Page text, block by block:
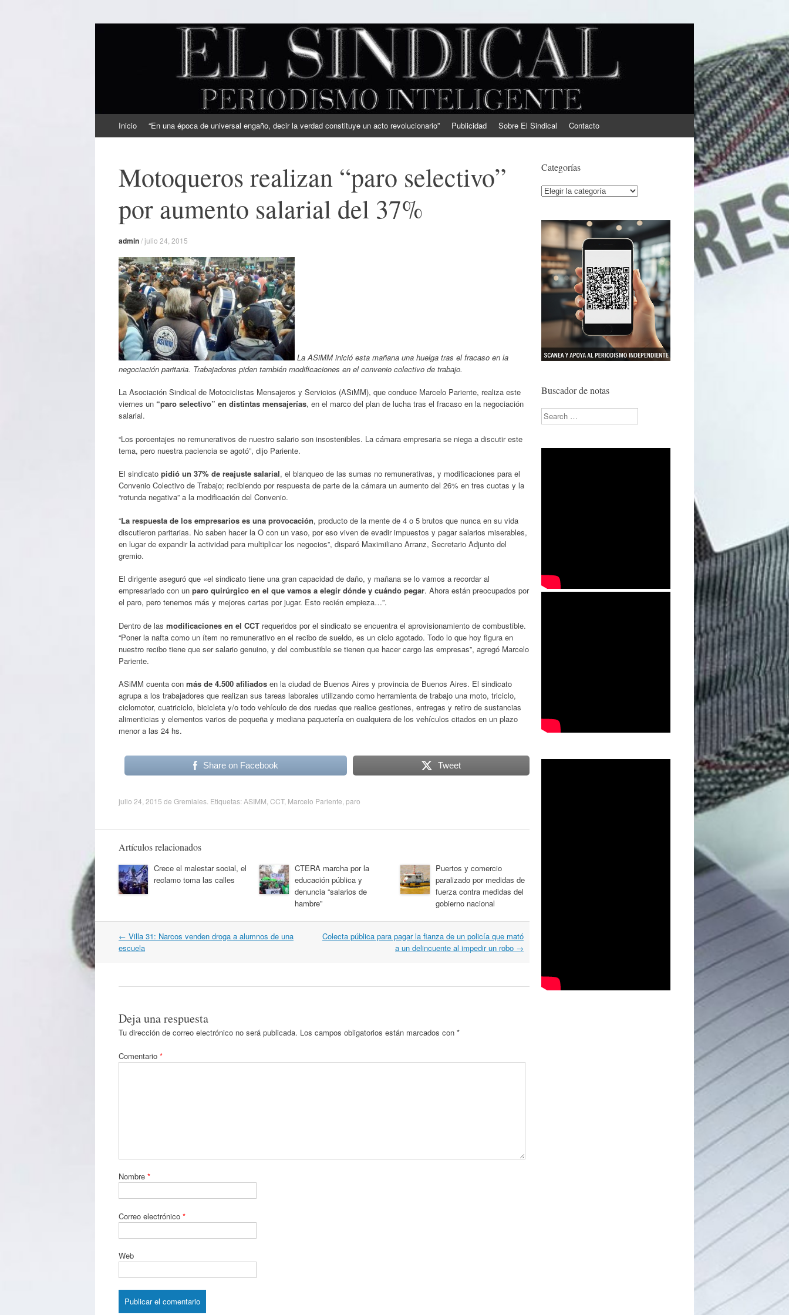
EL SINDICAL
Periodismo Inteligente
al
Inicio “En una época de universal engaño, decir la verdad constituye un acto revolucionario” Publicidad Sobre El Sindical Contacto
Motoqueros realizan “paro selectivo”
por aumento salarial del 37%
admin/julio 24, 2015
La ASiMM inició esta mañana una huelga tras el fracaso en la
negociación paritaria. Trabajadores piden también modificaciones en el convenio colectivo de trabajo.
La Asociación Sindical de Motociclistas Mensajeros y Servicios (ASiMM), que conduce Marcelo Pariente, realiza este
viernes un “paro selectivo” en distintas mensajerías, en el marco del plan de lucha tras el fracaso en la negociación
salarial.
“Los porcentajes no remunerativos de nuestro salario son insostenibles. La cámara empresaria se niega a discutir este
tema, pero nuestra paciencia se agotó”, dijo Pariente.
El sindicato pidió un 37% de reajuste salarial, el blanqueo de las sumas no remunerativas, y modificaciones para el
Convenio Colectivo de Trabajo; recibiendo por respuesta de parte de la cámara un aumento del 26% en tres cuotas y la
“rotunda negativa” a la modificación del Convenio.
“La respuesta de los empresarios es una provocación, producto de la mente de 4 o 5 brutos que nunca en su vida
discutieron paritarias. No saben hacer la O con un vaso, por eso viven de evadir impuestos y pagar salarios miserables,
en lugar de expandir la actividad para multiplicar los negocios”, disparó Maximiliano Arranz, Secretario Adjunto del
gremio.
El dirigente aseguró que «el sindicato tiene una gran capacidad de daño, y mañana se lo vamos a recordar al
empresariado con un paro quirúrgico en el que vamos a elegir dónde y cuándo pegar. Ahora están preocupados por
el paro, pero tenemos más y mejores cartas por jugar. Esto recién empieza…”.
Dentro de las modificaciones en el CCT requeridos por el sindicato se encuentra el aprovisionamiento de combustible.
“Poner la nafta como un ítem no remunerativo en el recibo de sueldo, es un ciclo agotado. Todo lo que hoy figura en
nuestro recibo tiene que ser salario genuino, y del combustible se tienen que hacer cargo las empresas”, agregó Marcelo
Pariente.
ASiMM cuenta con más de 4.500 afiliados en la ciudad de Buenos Aires y provincia de Buenos Aires. El sindicato
agrupa a los trabajadores que realizan sus tareas laborales utilizando como herramienta de trabajo una moto, triciclo,
ciclomotor, cuatriciclo, bicicleta y/o todo vehículo de dos ruedas que realice gestiones, entregas y retiro de sustancias
alimenticias y elementos varios de pequeña y mediana paquetería en cualquiera de los vehículos citados en un plazo
menor a las 24 hs.
Share on Facebook Tweet
julio 24, 2015 de Gremiales . Etiquetas:ASIMM CCT, Marcelo Pariente paro
Artículos relacionados
Crece el malestar social, el
reclamo toma las calles
CTERA marcha por la
educación pública y
denuncia “salarios de
hambre”
Puertos y comercio
paralizado por medidas de
fuerza contra medidas del
gobierno nacional
Navegación
por
← Villa 31: Narcos venden droga a alumnos de una
escuela
Colecta pública para pagar la fianza de un policía que mató
a un delincuente al impedir un robo →
Deja una respuesta
Tu dirección de correo electrónico no será publicada. Los campos obligatorios están marcados con *
Comentario *
Nombre *
Correo electrónico *
Web
Categorías
Categorías
Buscador de notas
Search